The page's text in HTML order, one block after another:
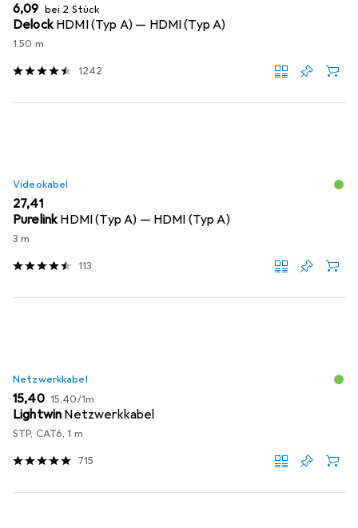
EUR
6,09 bei 2 Stück
Delock HDMI (Typ A) — HDMI (Typ A)
1.50 m
1242
Videokabel
EUR
27,41
PurelinkHDMI (Typ A) — HDMI (Typ A)
3 m
113
Netzwerkkabel
EUR
15,40 EUR
15,40/1m
Lightwin Netzwerkkabel
STP, CAT6, 1 m
715